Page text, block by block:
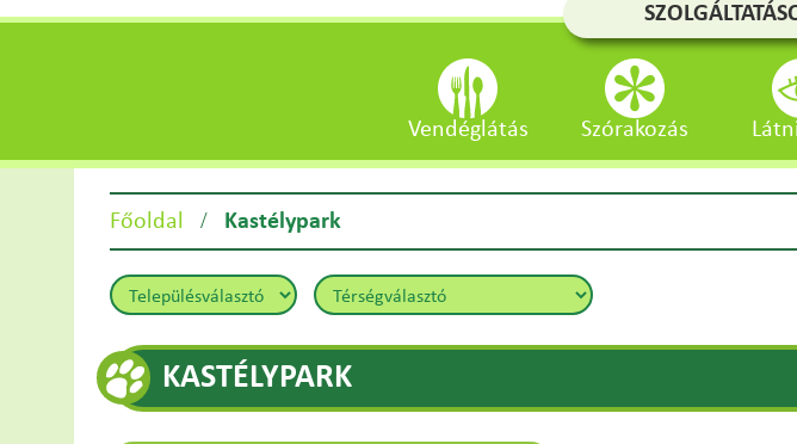
Vendéglátás Szórakozás
Főoldal / Kastélypark
KASTÉLYPARK